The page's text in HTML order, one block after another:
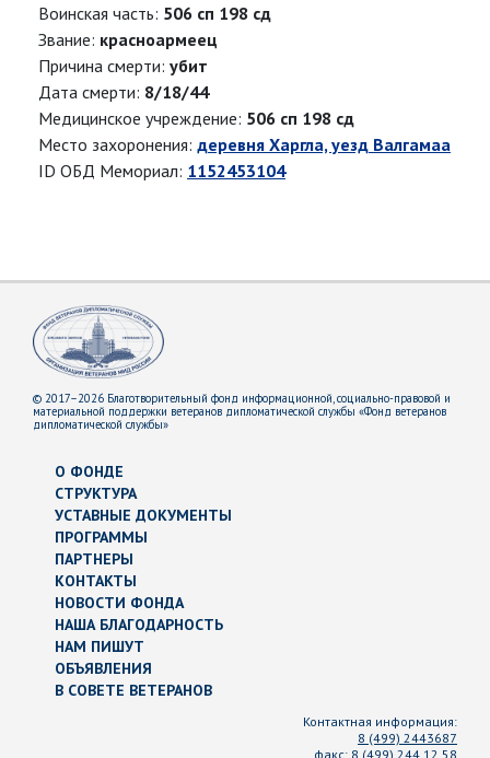
Воинская часть: 506 сп 198 сд
Звание: красноармеец
Причина смерти: убит
Дата смерти: 8/18/44
Медицинское учреждение: 506 сп 198 сд
Место захоронения: деревня Харгла, уезд Валгамаа
ID ОБД Мемориал: 1152453104
© 2017–2026 Благотворительный фонд информационной, социально-правовой и
материальной поддержки ветеранов дипломатической службы «Фонд ветеранов
дипломатической службы»
О ФОНДЕ
СТРУКТУРА
УСТАВНЫЕ ДОКУМЕНТЫ
ПРОГРАММЫ
ПАРТНЕРЫ
КОНТАКТЫ
НОВОСТИ ФОНДА
НАША БЛАГОДАРНОСТЬ
НАМ ПИШУТ
ОБЪЯВЛЕНИЯ
В СОВЕТЕ ВЕТЕРАНОВ
Контактная информация:
8 (499) 2443687
факс: 8 (499) 244 12 58